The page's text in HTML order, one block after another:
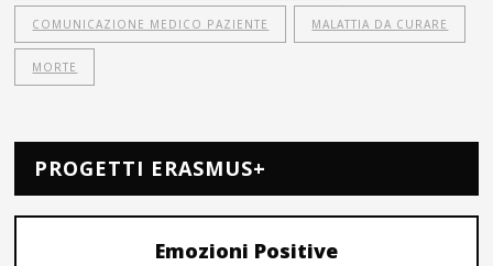
COMUNICAZIONE MEDICO PAZIENTE MALATTIA DA CURARE
MORTE
PROGETTI ERASMUS+
Emozioni Positive